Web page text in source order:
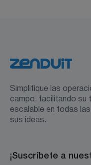
Simplifique las
campo, facilitando su
escalable en todas
sus ideas.
¡Suscríbete a